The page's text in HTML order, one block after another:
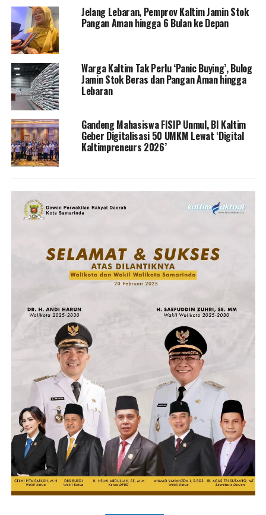
Jelang Lebaran, Pemprov Kaltim Jamin Stok
Pangan Aman hingga 6 Bulan ke Depan
Warga Kaltim Tak Perlu ‘Panic Buying’, Bulog
Jamin Stok Beras dan Pangan Aman hingga
Lebaran
Gandeng Mahasiswa FISIP Unmul, BI Kaltim
Geber Digitalisasi 50 UMKM Lewat ‘Digital
Kaltimpreneurs 2026’